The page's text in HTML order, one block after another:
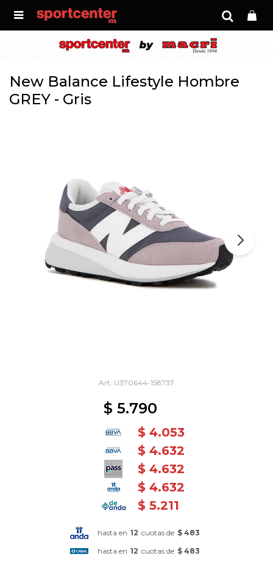

New Balance Lifestyle Hombre
GREY - Gris
U370644-158737
$ 5.790
$ 4.053
$ 4.632
$ 4.632
$ 4.632
$ 5.211
hasta en 12 cuotas de $ 483
hasta en 12 cuotas de $ 483